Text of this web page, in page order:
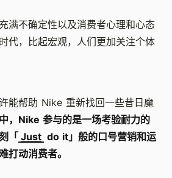
满不确定性以及消费者心理和心态
代，比起宏观，人们更加关注个体
能帮助 Nike 重新找回一些昔日魔
，Nike 参与的是一场考验耐力的
「 Just do it」般的口号营销和运
打动消费者。‍